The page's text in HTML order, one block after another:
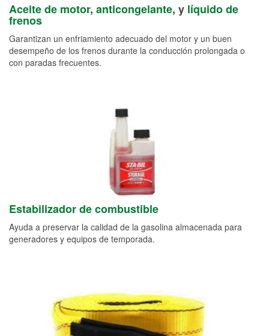
Aceite de motor, anticongelante, y líquido de
frenos
Garantizan un enfriamiento adecuado del motor y un buen
desempeño de los frenos durante la conducción prolongada o
con paradas frecuentes.
Estabilizador de combustible
Ayuda a preservar la calidad de la gasolina almacenada para
generadores y equipos de temporada.